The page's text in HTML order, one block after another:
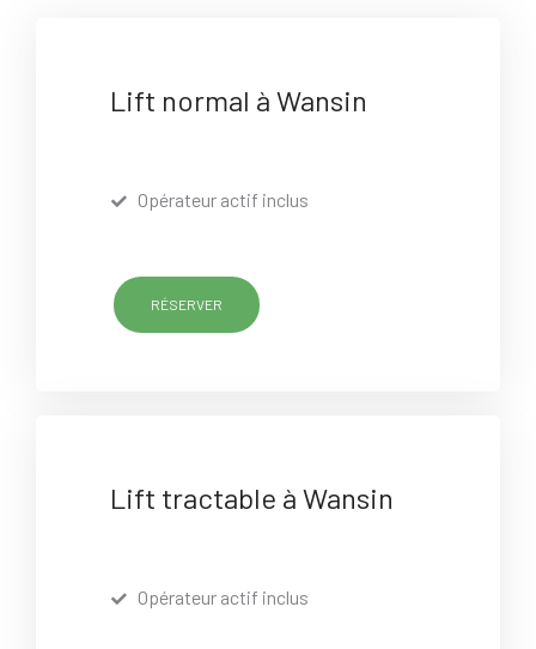
Lift normal à Wansin
Opérateur actif inclus
RÉSERVER
Lift tractable à Wansin
Opérateur actif inclus